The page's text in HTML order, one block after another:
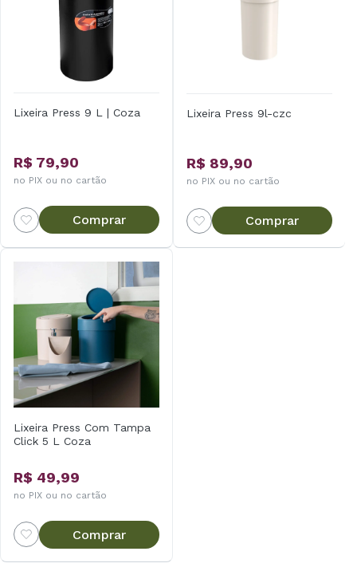
Lixeira Press 9 L | Coza
R$ 79,90
no PIX ou no cartão
Comprar
Lixeira Press 9l-czc
R$ 89,90
no PIX ou no cartão
Comprar
Lixeira Press Com Tampa
Click 5 L Coza
R$ 49,99
no PIX ou no cartão
Comprar